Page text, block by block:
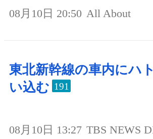
08月10日 20:50 All About
東北新幹線の車内にハ
い込む 191
08月10日 13:27 TBS NEWS